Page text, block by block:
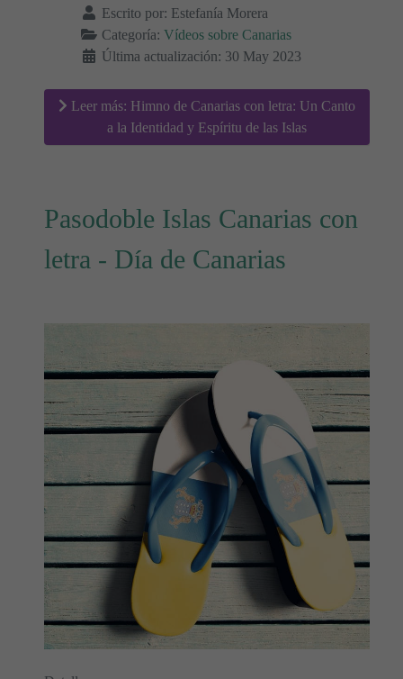
Escrito por: Estefanía Morera
Categoría: Vídeos sobre Canarias
Última actualización: 30 May 2023
Leer más: Himno de Canarias con letra: Un Canto
a la Identidad y Espíritu de las Islas
Pasodoble Islas Canarias con
letra - Día de Canarias